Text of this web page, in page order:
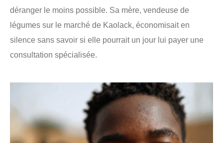
déranger le moins possible. Sa mère, vendeuse de
légumes sur le marché de Kaolack, économisait en
silence sans savoir si elle pourrait un jour lui payer une
consultation spécialisée.